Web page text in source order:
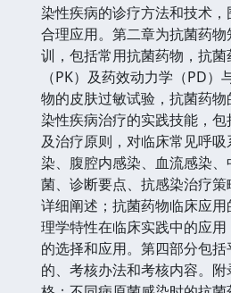
染性疾病的诊疗方法和技术
合理应用。第二章为抗菌药
训，包括常用抗菌药物，抗
（PK）及药效动力学（PD
物的皮肤过敏试验，抗菌药
染性疾病治疗的实践技能，
及治疗原则，对临床常见呼
染、腹腔内感染、血流感染
菌、诊断要点、抗感染治疗
详细阐述；抗菌药物临床应
理学特性在临床实践中的应
的选择和应用。第四部分包
的、考核办法和考核内容。